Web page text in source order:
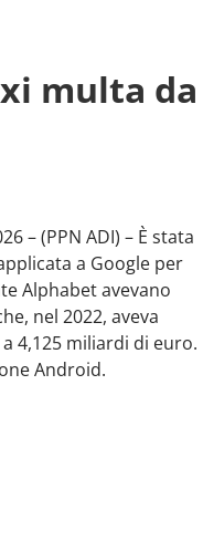
multa da
– (PPN ADI) – È stata
a Google per
Alphabet avevano
nel 2022, aveva
4,125 miliardi di euro.
Android.